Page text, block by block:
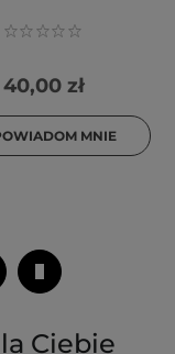
40,00 zł
MNIE
Ciebie